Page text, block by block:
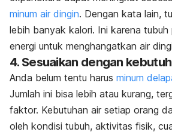
minum air dingin. Dengan kata lain,
lebih banyak kalori. Ini karena tubuh
energi untuk menghangatkan air
4. Sesuaikan dengan
Anda belum tentu harus minum
Jumlah ini bisa lebih atau kurang,
faktor. Kebutuhan air setiap orang
oleh kondisi tubuh, aktivitas fisik,